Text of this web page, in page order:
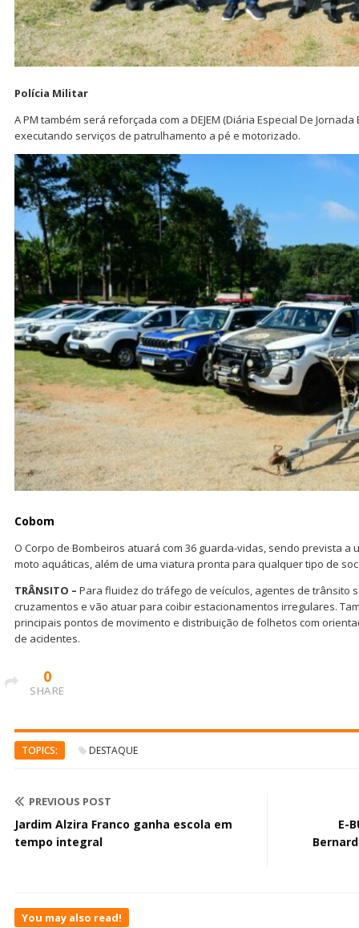
Polícia Militar
A PM também será reforçada com a DEJEM (Diária Especial De
executando serviços de patrulhamento a pé e motorizado.
Cobom
O Corpo de Bombeiros atuará com 36 guarda-vidas, sendo prevista a
moto aquáticas, além de uma viatura pronta para qualquer tipo de
TRÂNSITO – Para fluidez do tráfego de veículos, agentes de trânsito
cruzamentos e vão atuar para coibir estacionamentos irregulares.
principais pontos de movimento e distribuição de folhetos com
de acidentes.
0
SHARE
TOPICS: DESTAQUE
PREVIOUS POST
Jardim Alzira Franco ganha escola em
tempo integral
E-
You may also read!